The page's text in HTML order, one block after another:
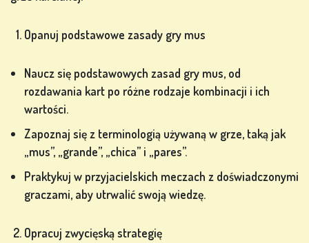
PLANSZOWE
INNE
Opanuj podstawowe zasady gry mus
Naucz się podstawowych zasad gry mus, od
rozdawania kart po różne rodzaje kombinacji i ich
wartości.
Zapoznaj się z terminologią używaną w grze, taką jak
„mus”, „grande”, „chica” i „pares”.
Praktykuj w przyjacielskich meczach z doświadczonymi
graczami, aby utrwalić swoją wiedzę.
Opracuj zwycięską strategię